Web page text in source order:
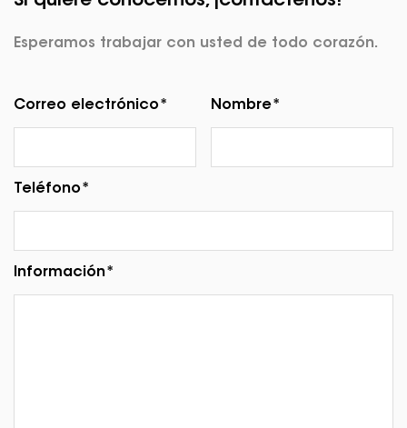
Esperamos trabajar con usted de todo corazón.
Correo electrónico* Nombre*
Teléfono*
Información*